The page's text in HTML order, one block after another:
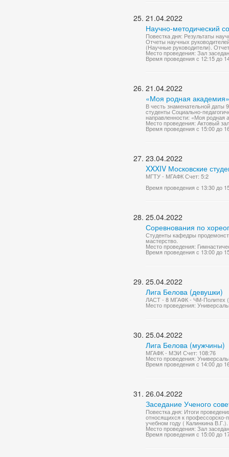
21.04.2022
Научно-методический
Повестка дня: Результаты
Отчеты научных
(Научные руководители).
Место проведения: Зал
Время проведения с 12:15 до
21.04.2022
«Моя родная академия»
В честь знаменательной даты
cтуденты Социально-
направленности: «Моя родная
Место проведения: Актовый
Время проведения с 15:00 до
23.04.2022
XXXIV Московские
МГТУ - МГАФК Счет: 5:2
Время проведения с 13:30 до
25.04.2022
Соревнования по
Студенты кафедры
мастерство.
Место проведения:
Время проведения с 13:00 до
25.04.2022
Лига Белова (девушки)
ЛАСТ - 8 МГАФК - ЧМ-Политех
Место проведения:
25.04.2022
Лига Белова (мужчины)
МГАФК - МЭИ Счет: 108:76
Место проведения:
Время проведения с 14:00 до
26.04.2022
Заседание Ученого
Повестка дня: Итоги
относящихся к профессорско-
учебном году ( Калинкина В.Г.).
Место проведения: Зал
Время проведения с 15:00 до